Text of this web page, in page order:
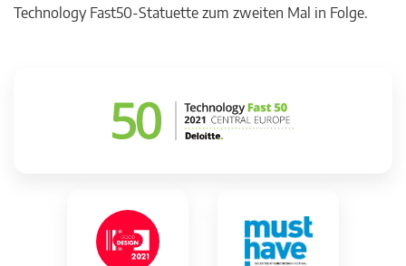
Technology Fast50-Statuette zum zweiten Mal in Folge.